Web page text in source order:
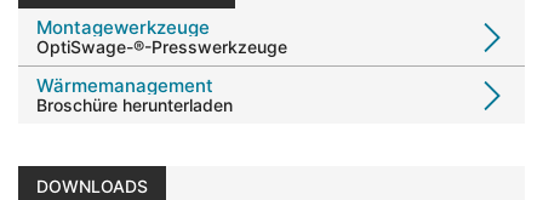
Montagewerkzeuge
OptiSwage-®-Presswerkzeuge
Wärmemanagement
Broschüre herunterladen
DOWNLOADS